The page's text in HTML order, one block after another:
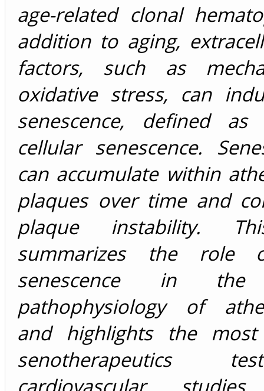
age-related clonal
addition to aging,
factors, such as
oxidative stress, can
senescence, defined as
cellular senescence.
can accumulate within
plaques over time and
plaque instability.
summarizes the role
senescence in the
pathophysiology of
and highlights the
senotherapeutics